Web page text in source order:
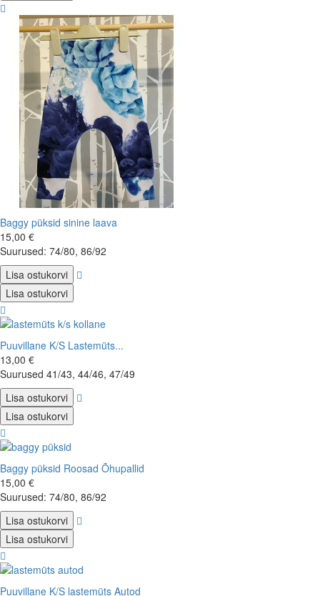
Baggy püksid sinine laava
15,00 €
Suurused: 74/80, 86/92
Lisa ostukorvi
Lisa ostukorvi
Puuvillane K/S Lastemüts...
13,00 €
Suurused 41/43, 44/46, 47/49
Lisa ostukorvi
Lisa ostukorvi
Baggy püksid Roosad Õhupallid
15,00 €
Suurused: 74/80, 86/92
Lisa ostukorvi
Lisa ostukorvi
Puuvillane K/S lastemüts Autod